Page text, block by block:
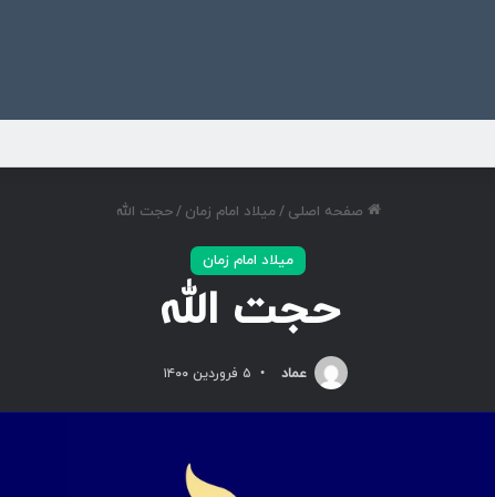
صفحه اصلی /میلاد امام زمان /حجت الله
میلاد امام زمان
حجت الله
عماد ۵ فروردین ۱۴۰۰